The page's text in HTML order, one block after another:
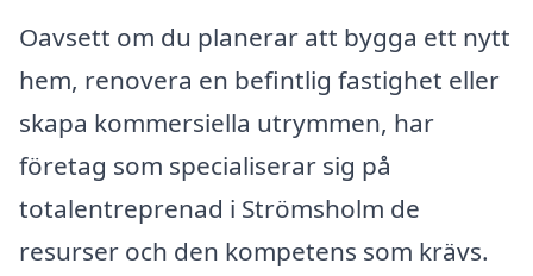
Oavsett om du planerar att bygga ett nytt
hem, renovera en befintlig fastighet eller
skapa kommersiella utrymmen, har
företag som specialiserar sig på
totalentreprenad i Strömsholm de
resurser och den kompetens som krävs.